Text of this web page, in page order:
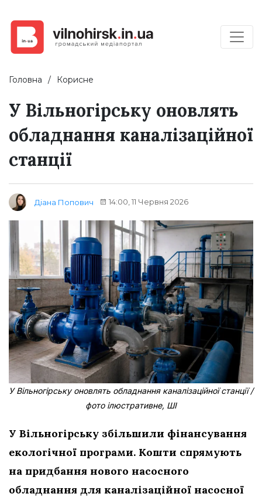
Головна Корисне
У Вільногірську оновлять
обладнання каналізаційної
станції
Діана Попович 14:00, 11 Червня 2026
У Вільногірську оновлять обладнання каналізаційної станції /
фото ілюстративне, ШІ
У Вільногірську збільшили фінансування
екологічної програми. Кошти спрямують
на придбання нового насосного
обладнання для каналізаційної насосної